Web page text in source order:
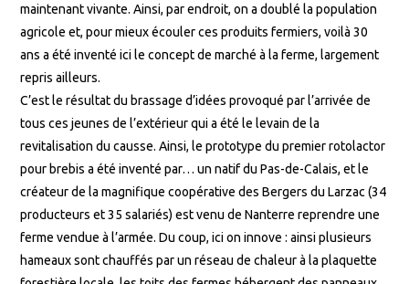
maintenant vivante. Ainsi, par endroit, on a doublé la population
agricole et, pour mieux écouler ces produits fermiers, voilà 30
ans a été inventé ici le concept de marché à la ferme, largement
repris ailleurs.
C’est le résultat du brassage d’idées provoqué par l’arrivée de
tous ces jeunes de l’extérieur qui a été le levain de la
revitalisation du causse. Ainsi, le prototype du premier rotolactor
pour brebis a été inventé par… un natif du Pas-de-Calais, et le
créateur de la magnifique coopérative des Bergers du Larzac (34
producteurs et 35 salariés) est venu de Nanterre reprendre une
ferme vendue à l’armée. Du coup, ici on innove : ainsi plusieurs
hameaux sont chauffés par un réseau de chaleur à la plaquette